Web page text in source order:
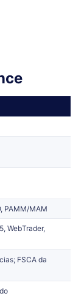
PAMM/MAM
WebTrader,
FSCA da